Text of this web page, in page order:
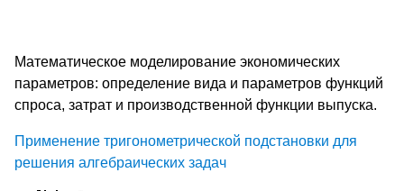
Математическое моделирование экономических
параметров: определение вида и параметров функций
спроса, затрат и производственной функции выпуска.
Применение тригонометрической подстановки для
решения алгебраических задач